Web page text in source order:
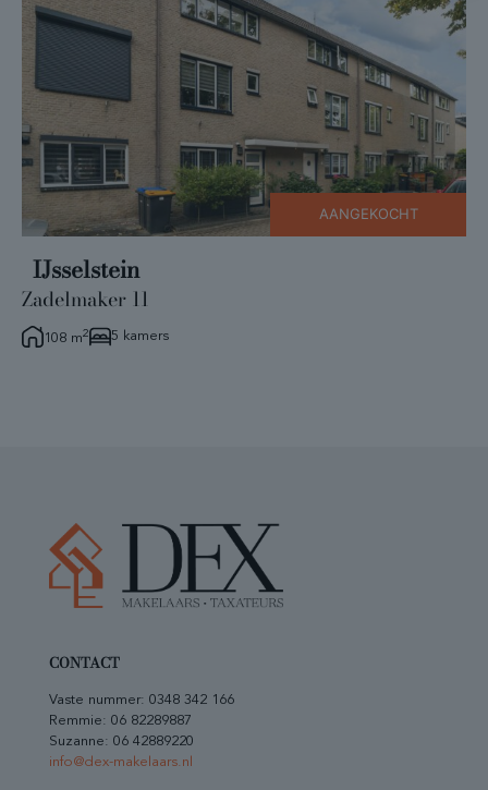
AANGEKOCHT
IJsselstein
Zadelmaker 11
108 m2 5 kamers
CONTACT
Vaste nummer: 0348 342 166
Remmie: 06 82289887
Suzanne: 06 42889220
info@dex-makelaars.nl